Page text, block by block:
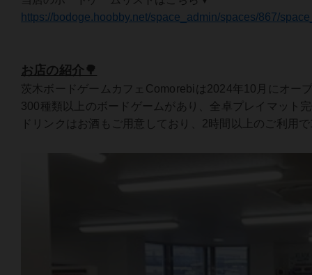
https://bodoge.hoobby.net/space_admin/spaces/867/
お店の紹介🌳
茨木ボードゲームカフェComorebiは2024年10月にオー
300種類以上のボードゲームがあり、全卓プレイマット
ドリンクはお酒もご用意しており、2時間以上のご利用